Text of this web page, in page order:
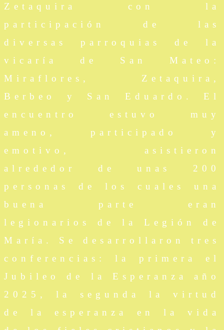
Zetaquira con la
participación de las
diversas parroquias de la
vicaría de San Mateo:
Miraflores, Zetaquira,
Berbeo y San Eduardo. El
encuentro estuvo muy
ameno, participado y
emotivo, asistieron
alrededor de unas 200
personas de los cuales una
buena parte eran
legionarios de la Legión de
María. Se desarrollaron tres
conferencias: la primera el
Jubileo de la Esperanza año
2025, la segunda la virtud
de la esperanza en la vida